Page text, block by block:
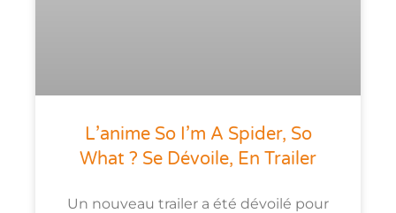
L’anime So I’m A Spider, So
What ? Se Dévoile, En Trailer
Un nouveau trailer a été dévoilé pour